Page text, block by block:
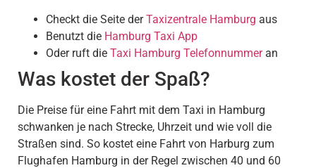
Checkt die Seite derTaxizentrale Hamburg aus
Benutzt die Hamburg Taxi App
Oder ruft die Taxi Hamburg Telefonnummeran
Was kostet der Spaß?
Die Preise für eine Fahrt mit dem Taxi in Hamburg
schwanken je nach Strecke, Uhrzeit und wie voll die
Straßen sind. So kostet eine Fahrt von Harburg zum
Flughafen Hamburg in der Regel zwischen 40 und 60